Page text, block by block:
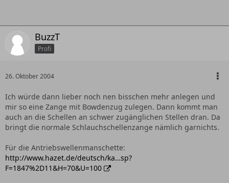
BuzzT
Profi
26. Oktober 2004
Ich würde dann lieber noch nen bisschen mehr anlegen und
mir so eine Zange mit Bowdenzug zulegen. Dann kommt man
auch an die Schellen an schwer zugänglichen Stellen dran. Da
bringt die normale Schlauchschellenzange nämlich garnichts.
Für die Antriebswellenmanschette:
http://www.hazet.de/deutsch/ka…sp?
F=1847%2D11&H=70&U=100